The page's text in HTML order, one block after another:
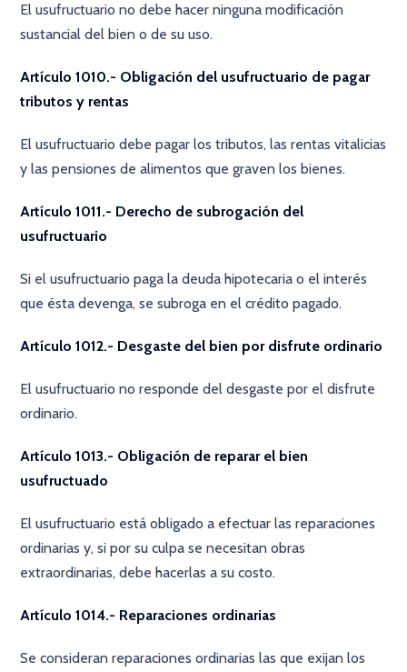
El usufructuario no debe hacer ninguna modificación
sustancial del bien o de su uso.
Artículo 1010.- Obligación del usufructuario de pagar
tributos y rentas
El usufructuario debe pagar los tributos, las rentas vitalicias
y las pensiones de alimentos que graven los bienes.
Artículo 1011.- Derecho de subrogación del
usufructuario
Si el usufructuario paga la deuda hipotecaria o el interés
que ésta devenga, se subroga en el crédito pagado.
Artículo 1012.- Desgaste del bien por disfrute ordinario
El usufructuario no responde del desgaste por el disfrute
ordinario.
Artículo 1013.- Obligación de reparar el bien
usufructuado
El usufructuario está obligado a efectuar las reparaciones
ordinarias y, si por su culpa se necesitan obras
extraordinarias, debe hacerlas a su costo.
Artículo 1014.- Reparaciones ordinarias
Se consideran reparaciones ordinarias las que exijan los